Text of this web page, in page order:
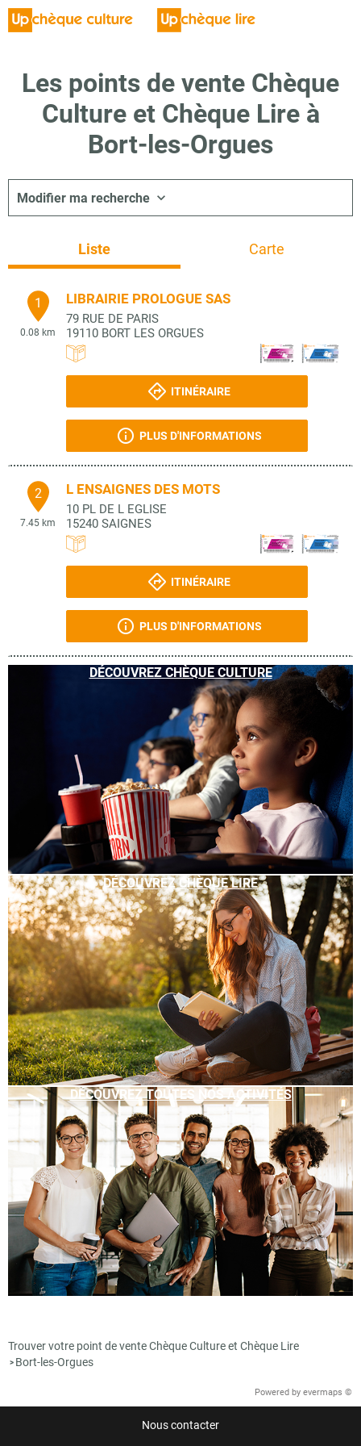
Les points de vente Chèque
Culture et Chèque Lire à
Bort-les-Orgues
Modifier ma recherche
Liste Carte
1
0.08 km
LIBRAIRIE PROLOGUE SAS
79 RUE DE PARIS
19110 BORT LES ORGUES
ITINÉRAIRE
PLUS D'INFORMATIONS
2
7.45 km
L ENSAIGNES DES MOTS
10 PL DE L EGLISE
15240 SAIGNES
ITINÉRAIRE
PLUS D'INFORMATIONS
DÉCOUVREZ CHÈQUE CULTURE
DÉCOUVREZ CHÈQUE LIRE
DÉCOUVREZ TOUTES NOS ACTIVITÉS
Trouver votre point de vente Chèque Culture et Chèque Lire
> Bort-les-Orgues
Powered by evermaps ©
Nous contacter